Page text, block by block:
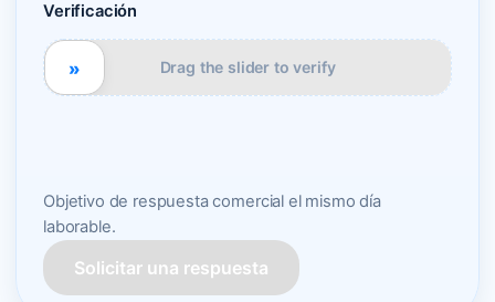
Verificación
Drag the slider to verify
»
Objetivo de respuesta comercial el mismo día
laborable.
Solicitar una respuesta